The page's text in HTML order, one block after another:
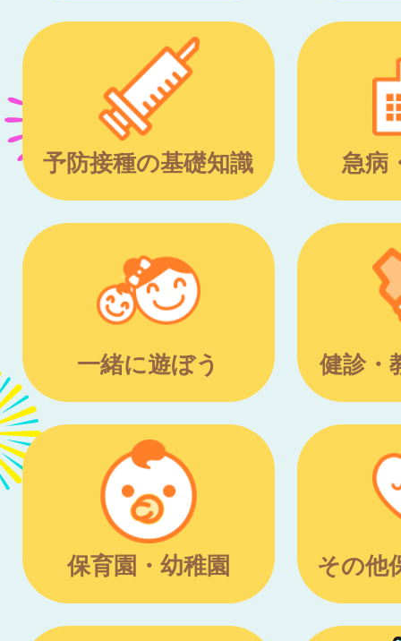
予防接種の基礎知識 急病
一緒に遊ぼう 健診・
保育園・幼稚園 その他